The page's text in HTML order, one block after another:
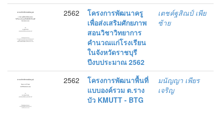
2562
โครงการพัฒนาครู
เพื่อส่งเสริมศักยภาพ
สอนวิชาวิทยาการ
คำนวณแก่โรงเรียน
ในจังหวัดราชบุรี
ปีงบประมาณ 2562
เตชค์ฐสิณป์ เพีย
ซ้าย
2562
โครงการพัฒนาพื้นที่
แบบองค์รวม ต.ราง
บัว KMUTT - BTG
มนัญญา เพียร
เจริญ